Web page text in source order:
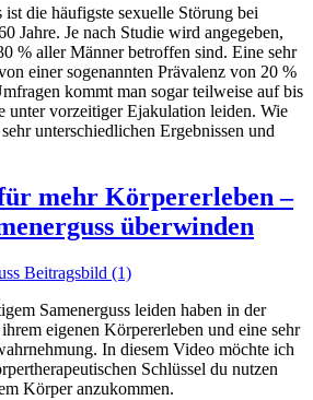
ist die häufigste sexuelle Störung bei
Jahre. Je nach Studie wird angegeben,
% aller Männer betroffen sind. Eine sehr
einer sogenannten Prävalenz von 20 %
kommt man sogar teilweise auf bis
unter vorzeitiger Ejakulation leiden. Wie
unterschiedlichen Ergebnissen und
mehr Körpererleben –
überwinden
Samenerguss leiden haben in der
eigenen Körpererleben und eine sehr
In diesem Video möchte ich
Schlüssel du nutzen
Körper anzukommen.